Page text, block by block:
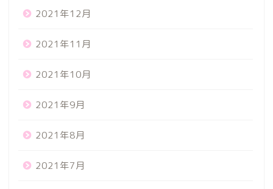
2021年12月
2021年11月
2021年10月
2021年9月
2021年8月
2021年7月